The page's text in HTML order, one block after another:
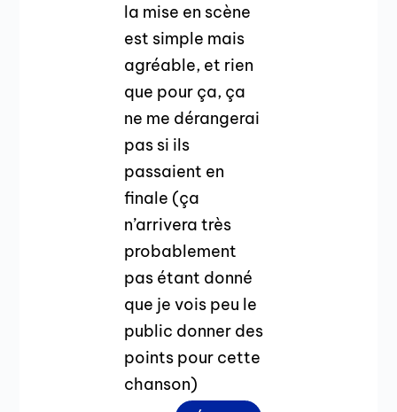
la mise en scène
est simple mais
agréable, et rien
que pour ça, ça
ne me dérangerai
pas si ils
passaient en
finale (ça
n’arrivera très
probablement
pas étant donné
que je vois peu le
public donner des
points pour cette
chanson)